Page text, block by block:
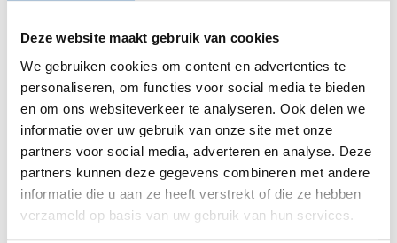
Deze website maakt gebruik van cookies
We gebruiken cookies om content en advertenties te
personaliseren, om functies voor social media te bieden
en om ons websiteverkeer te analyseren. Ook delen we
informatie over uw gebruik van onze site met onze
partners voor social media, adverteren en analyse. Deze
partners kunnen deze gegevens combineren met andere
informatie die u aan ze heeft verstrekt of die ze hebben
verzameld op basis van uw gebruik van hun services.
Kosten
€ 1500,00
Deelnemers
14 van 14
Aanmelden is niet meer mogelijk.
Terug naar het overzicht